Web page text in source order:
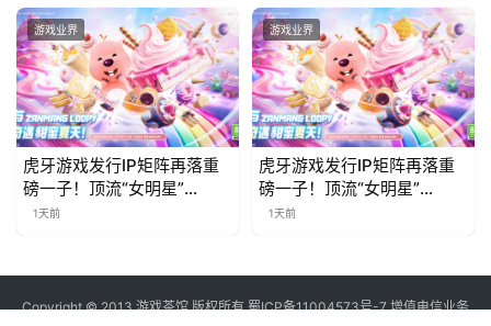
游戏业界
虎牙游戏发行IP矩阵再落重
磅一子！顶流“女明星”
ZANMANG LOOPY 正版3D
1天前
游戏业界
虎牙游戏发行IP矩阵再落重
磅一子！顶流“女明星”
ZANMANG LOOPY 正版3D
1天前
Copyright © 2013 游戏茶馆 版权所有蜀ICP备11004573号-7增值电信业务